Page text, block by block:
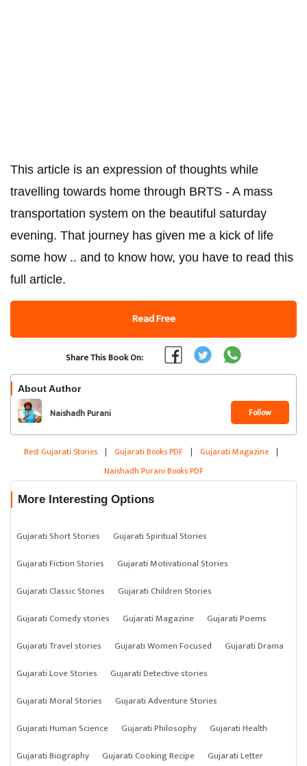
This article is an expression of thoughts while
travelling towards home through BRTS - A mass
transportation system on the beautiful saturday
evening. That journey has given me a kick of life
some how .. and to know how, you have to read this
full article.
Read Free
Share This Book On:
About Author
Naishadh Purani Follow
Best Gujarati Stories | Gujarati Books PDF | Gujarati Magazine |
Naishadh Purani Books PDF
More Interesting Options
Gujarati Short Stories
Gujarati Spiritual Stories
Gujarati Fiction Stories
Gujarati Motivational Stories
Gujarati Classic Stories
Gujarati Children Stories
Gujarati Comedy stories
Gujarati Magazine
Gujarati Poems
Gujarati Travel stories
Gujarati Women Focused
Gujarati Drama
Gujarati Love Stories
Gujarati Detective stories
Gujarati Moral Stories
Gujarati Adventure Stories
Gujarati Human Science
Gujarati Philosophy
Gujarati Health
Gujarati Biography
Gujarati Cooking Recipe Gujarati Letter